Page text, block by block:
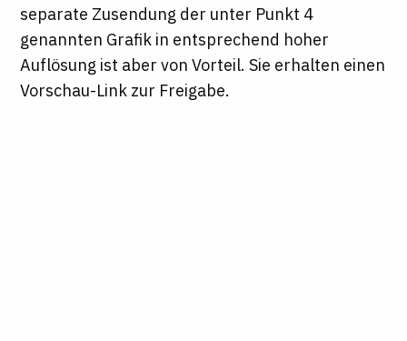
separate Zusendung der unter Punkt 4
genannten Grafik in entsprechend hoher
Auflösung ist aber von Vorteil. Sie erhalten einen
Vorschau-Link zur Freigabe.